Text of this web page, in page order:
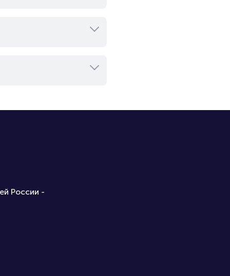
России -